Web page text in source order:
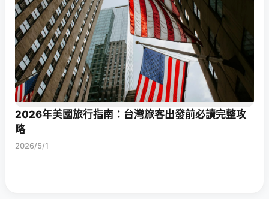
2026年美國旅行指南：台灣旅客出發前必讀完整攻
略
2026/5/1